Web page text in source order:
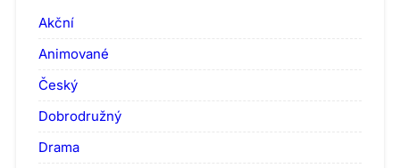
Akční
Animované
Český
Dobrodružný
Drama